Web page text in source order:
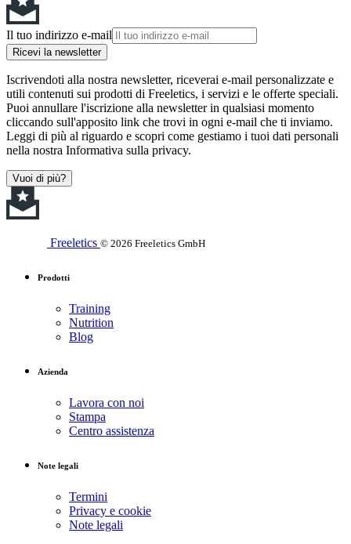
Il tuo indirizzo e-mail
Ricevi la newsletter
Iscrivendoti alla nostra newsletter, riceverai e-mail personalizzate e
utili contenuti sui prodotti di Freeletics, i servizi e le offerte speciali.
Puoi annullare l'iscrizione alla newsletter in qualsiasi momento
cliccando sull'apposito link che trovi in ogni e-mail che ti inviamo.
Leggi di più al riguardo e scopri come gestiamo i tuoi dati personali
nella nostra Informativa sulla privacy.
Vuoi di più?
Freeletics © 2026 Freeletics GmbH
Prodotti
Training
Nutrition
Blog
Azienda
Lavora con noi
Stampa
Centro assistenza
Note legali
Termini
Privacy e cookie
Note legali